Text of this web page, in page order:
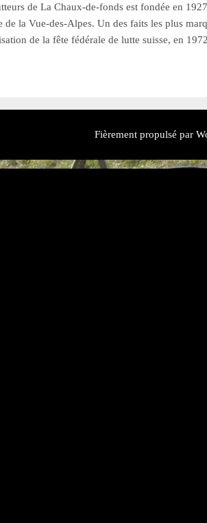
de La Chaux-de-fonds est fondée en
de la Vue-des-Alpes. Un des faits les plus
de la fête fédérale de lutte suisse, en
Fièrement propulsé par